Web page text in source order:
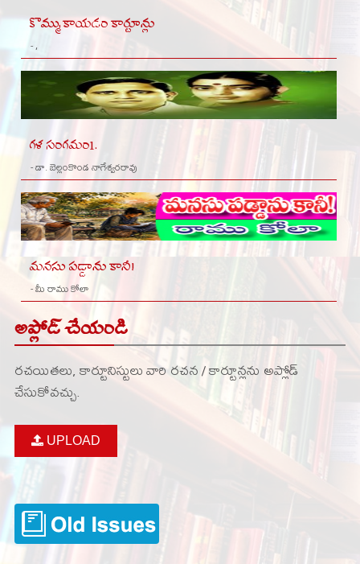
కొమ్ముకాయడం కార్టూన్లు
- ,
గళ సంగమం1.
- డా. బెల్లంకొండ నాగేశ్వరరావు
మనసు పడ్డాను కానీ!
- మీ రాము కోలా
అప్లోడ్ చేయండి
రచయితలు, కార్టూనిస్టులు వారి రచన / కార్టూన్లను అప్లోడ్
చేసుకోవచ్చు.
UPLOAD